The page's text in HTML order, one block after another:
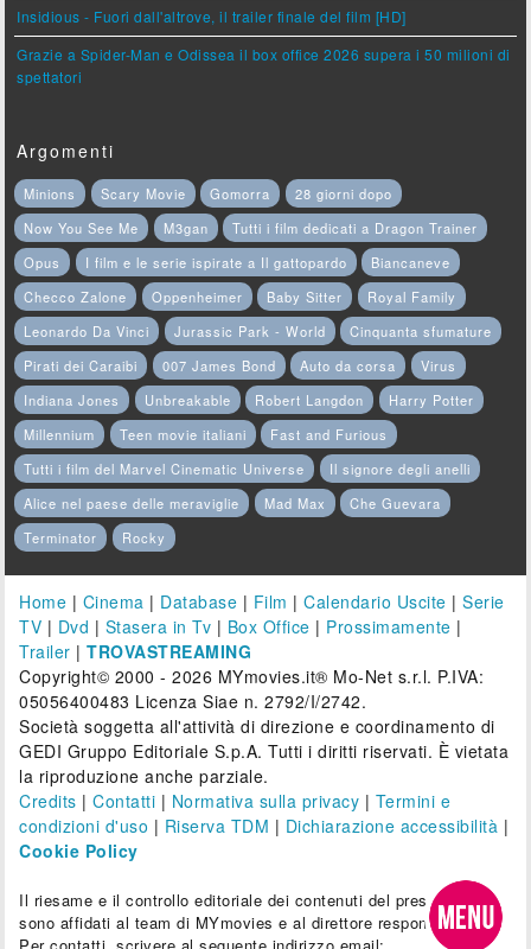
Insidious - Fuori dall'altrove, il trailer finale del film [HD]
Grazie a Spider-Man e Odissea il box office 2026 supera i 50 milioni di
spettatori
Argomenti
Minions Scary Movie Gomorra
28 giorni dopo
Now You See Me
M3gan
Tutti i film dedicati a Dragon Trainer
Opus
I film e le serie ispirate a Il gattopardo
Biancaneve
Checco Zalone
Oppenheimer Baby Sitter
Royal Family
Leonardo Da Vinci
Jurassic Park - World
Cinquanta sfumature
Pirati dei Caraibi
007 James Bond Auto da corsa
Virus
Indiana Jones
Unbreakable Robert Langdon
Harry Potter
Millennium
Teen movie italiani
Fast and Furious
Tutti i film del Marvel Cinematic Universe
Il signore degli anelli
Alice nel paese delle meraviglie
Mad Max
Che Guevara
Terminator
Rocky
Home | Cinema | Database | Film |Calendario Uscite |Serie
TV | Dvd | Stasera in Tv | Box Office | Prossimamente |
Trailer |TROVASTREAMING
Copyright© 2000 - 2026 MYmovies.it® Mo-Net s.r.l. P.IVA:
05056400483 Licenza Siae n. 2792/I/2742.
Società soggetta all'attività di direzione e coordinamento di
GEDI Gruppo Editoriale S.p.A. Tutti i diritti riservati. È vietata
la riproduzione anche parziale.
Credits |Contatti | Normativa sulla privacy | Termini e
condizioni d'uso | Riserva TDM | Dichiarazione accessibilità |
Cookie Policy
Il riesame e il controllo editoriale dei contenuti del presente sito
sono affidati al team di MYmovies e al direttore responsabile.